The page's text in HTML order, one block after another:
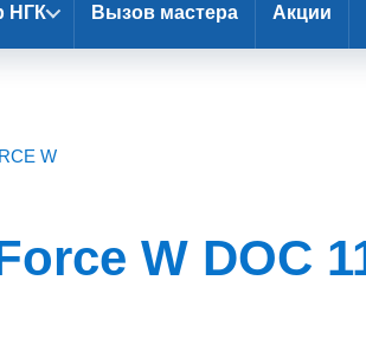
НГК Вызов мастера Акции
W
W DOC